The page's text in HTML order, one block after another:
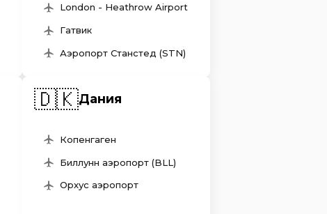
London - Heathrow Airport
Гатвик
Аэропорт Станстед (STN)
🇩🇰Дания
Копенгаген
Биллунн аэропорт (BLL)
Орхус аэропорт